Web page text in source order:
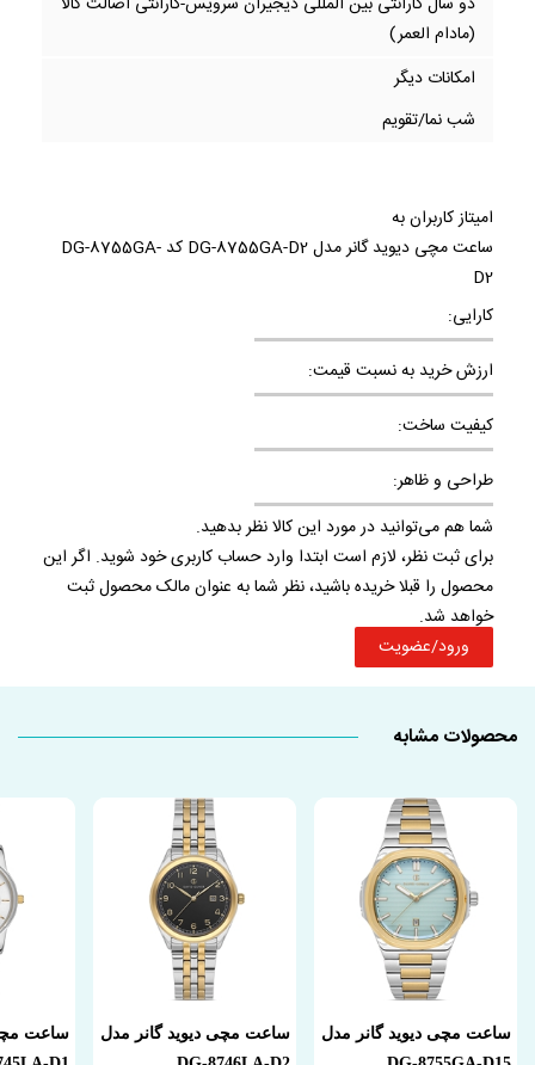
(مادام العمر)
امکانات دیگر
شب نما/تقویم
امیتاز کاربران به
ساعت مچی دیوید گانر مدل DG-8755GA-D2 کد DG-8755GA-
D2
کارایی:
ارزش خرید به نسبت قیمت:
کیفیت ساخت:
طراحی و ظاهر:
شما هم می‌توانید در مورد این کالا نظر بدهید.
برای ثبت نظر، لازم است ابتدا وارد حساب کاربری خود شوید. اگر این
محصول را قبلا خریده باشید، نظر شما به عنوان مالک محصول ثبت
خواهد شد.
ورود/عضویت
محصولات مشابه
ساعت مچی دیوید گانر مدل
ساعت مچی دیوید گانر مدل
ساعت